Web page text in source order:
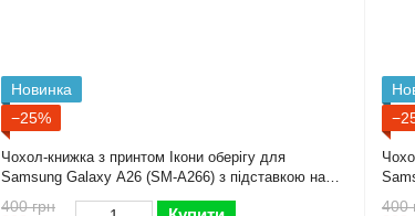
Новинка
−25%
Чохол-книжка з принтом Ікони оберігу для
Samsung Galaxy A26 (SM-A266) з підставкою на
самсунг а26 чорна gd1
400 грн 400